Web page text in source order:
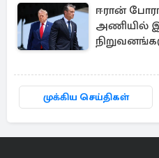
ஈரான்
அணியில்
முக்கிய செய்திகள்